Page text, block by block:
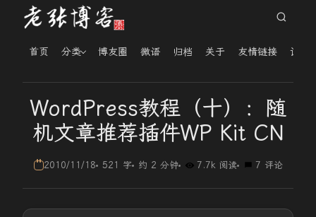
首页 分类 博友圈 微语 归档 关于 友情链接 读者
WordPress教程（十）：随
机文章推荐插件WP Kit CN
2010/11/18 521 字 约 2 分钟 7.7k 阅读 7 评论